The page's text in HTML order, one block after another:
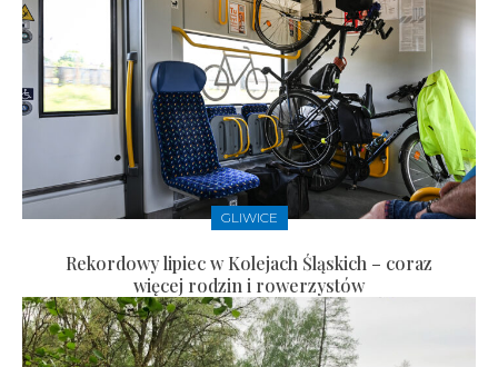
GLIWICE
Rekordowy lipiec w Kolejach Śląskich – coraz
więcej rodzin i rowerzystów